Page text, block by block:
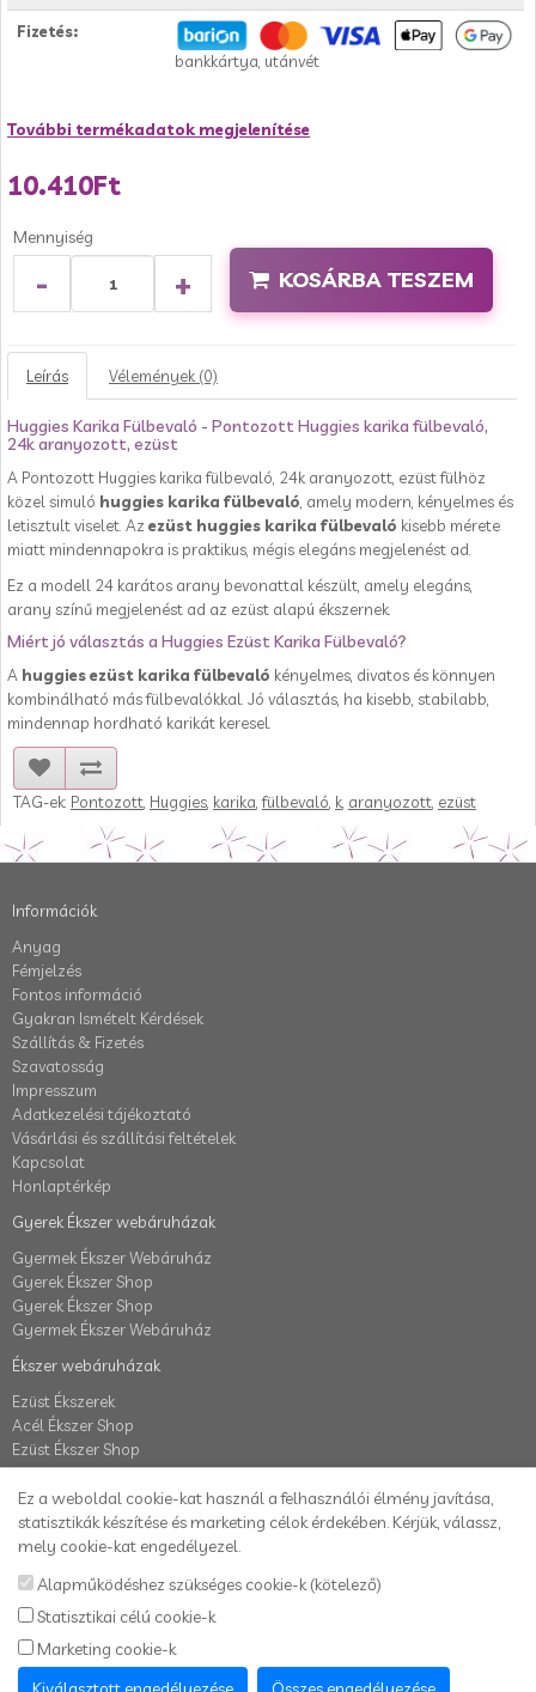
Fizetés:
bankkártya, utánvét
További termékadatok megjelenítése
10.410Ft
Mennyiség
- + KOSÁRBA TESZEM
Leírás Vélemények (0)
Huggies Karika Fülbevaló - Pontozott Huggies karika fülbevaló,
24k aranyozott, ezüst
A Pontozott Huggies karika fülbevaló, 24k aranyozott, ezüst fülhöz
közel simuló huggies karika fülbevaló , amely modern, kényelmes és
letisztult viselet. Az ezüst huggies karika fülbevaló kisebb mérete
miatt mindennapokra is praktikus, mégis elegáns megjelenést ad.
Ez a modell 24 karátos arany bevonattal készült, amely elegáns,
arany színű megjelenést ad az ezüst alapú ékszernek.
Miért jó választás a Huggies Ezüst Karika Fülbevaló?
A huggies ezüst karika fülbevaló kényelmes, divatos és könnyen
kombinálható más fülbevalókkal. Jó választás, ha kisebb, stabilabb,
mindennap hordható karikát keresel.
TAG-ek: Pontozott Huggies karika ,fülbevaló k aranyozott ezüst
Információk
Anyag
Fémjelzés
Fontos információ
Gyakran Ismételt Kérdések
Szállítás & Fizetés
Szavatosság
Impresszum
Adatkezelési tájékoztató
Vásárlási és szállítási feltételek
Kapcsolat
Honlaptérkép
Gyerek Ékszer webáruházak
Gyermek Ékszer Webáruház
Gyerek Ékszer Shop
Gyerek Ékszer Shop
Gyermek Ékszer Webáruház
Ékszer webáruházak
Ezüst Ékszerek
Acél Ékszer Shop
Ezüst Ékszer Shop
Fiók
Elállás a szerződéstől
Kívánságlista
Hírlevél
Karikafülbevaló webáruház
Ez a weboldal cookie-kat használ a felhasználói élmény javítása,
statisztikák készítése és marketing célok érdekében. Kérjük, válassz,
mely cookie-kat engedélyezel.
Alapműködéshez szükséges cookie-k (kötelező)
Statisztikai célú cookie-k
Marketing cookie-k